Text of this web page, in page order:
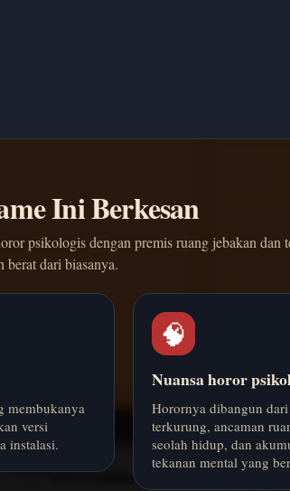
Ini Berkesan
psikologis dengan premis ruang jebakan dan
berat dari biasanya.
membukanya
versi
instalasi.
🧠
Nuansa horor
Horornya dibangun dari
terkurung, ancaman
seolah hidup, dan
tekanan mental yang